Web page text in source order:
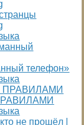
телефон»